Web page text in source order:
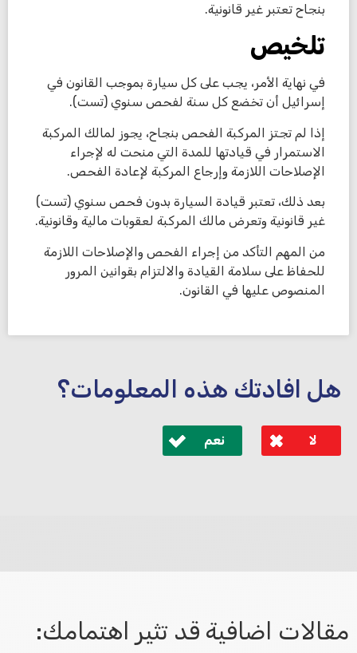
بنجاح تعتبر غير قانونية.
تلخيص
في نهاية الأمر، يجب على كل سيارة بموجب القانون في
إسرائيل أن تخضع كل سنة لفحص سنوي (تست).
إذا لم تجتز المركبة الفحص بنجاح، يجوز لمالك المركبة
الاستمرار في قيادتها للمدة التي منحت له لإجراء
الإصلاحات اللازمة وإرجاع المركبة لإعادة الفحص.
بعد ذلك، تعتبر قيادة السيارة بدون فحص سنوي (تست)
غير قانونية وتعرض مالك المركبة لعقوبات مالية وقانونية.
من المهم التأكد من إجراء الفحص والإصلاحات اللازمة
للحفاظ على سلامة القيادة والالتزام بقوانين المرور
المنصوص عليها في القانون.
هل افادتك هذه المعلومات؟
لا نعم
مقالات اضافية قد تثير اهتمامك: